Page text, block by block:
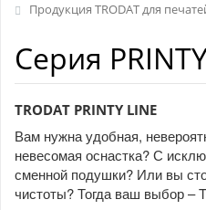
Продукция TRODAT для
Серия
TRODAT PRINTY LINE
Вам нужна удобная,
невесомая оснастка? С
сменной подушки? Или вы
чистоты? Тогда ваш выбор –